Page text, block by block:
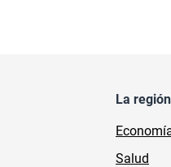
La región
Salud